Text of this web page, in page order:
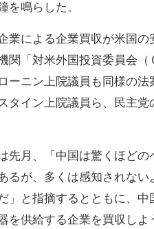
を鳴らした。
業による企業買収が米国の
関「対米外国投資委員会
ーニン上院議員も同様の
タイン上院議員ら、民主
先月、「中国は驚くほどの
るが、多くは感知されな
」と指摘するとともに、
を供給する企業を買収し